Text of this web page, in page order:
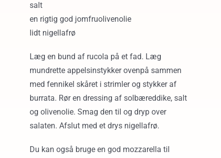
salt
en rigtig god jomfruolivenolie
lidt nigellafrø
Læg en bund af rucola på et fad. Læg
mundrette appelsinstykker ovenpå sammen
med fennikel skåret i strimler og stykker af
burrata. Rør en dressing af solbæreddike, salt
og olivenolie. Smag den til og dryp over
salaten. Afslut med et drys nigellafrø.
Du kan også bruge en god mozzarella til